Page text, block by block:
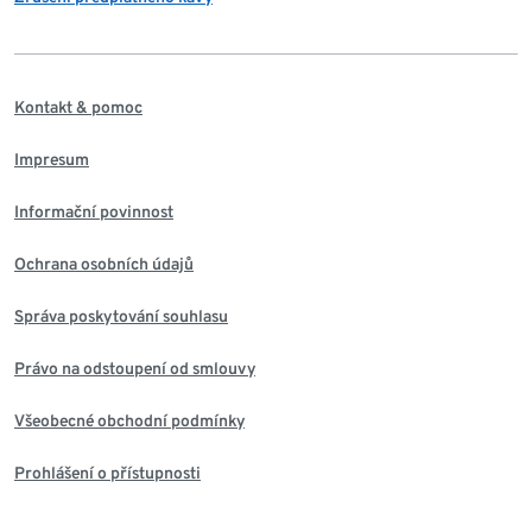
Kontakt & pomoc
Impresum
Informační povinnost
Ochrana osobních údajů
Správa poskytování souhlasu
Právo na odstoupení od smlouvy
Všeobecné obchodní podmínky
Prohlášení o přístupnosti